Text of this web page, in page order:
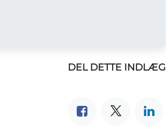
DEL DETTE INDLÆG